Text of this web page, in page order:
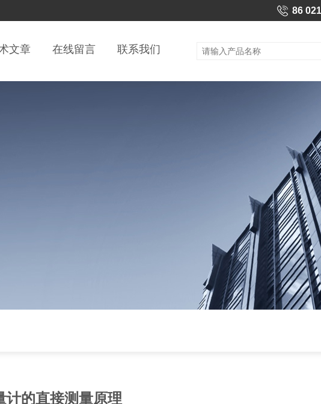
86
文章 在线留言 联系我们
计的直接测量原理